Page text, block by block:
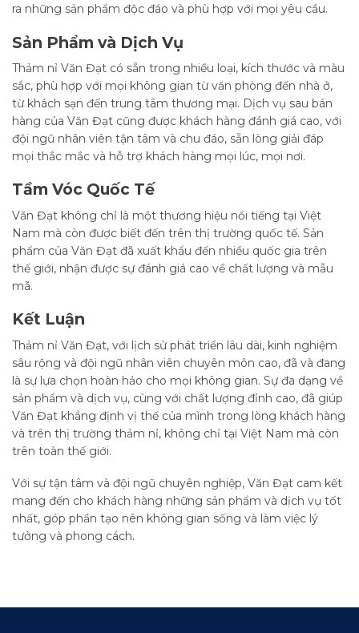
ra những sản phẩm độc đáo và phù hợp với mọi yêu cầu.
Sản Phẩm và Dịch Vụ
Thảm nỉ Văn Đạt có sẵn trong nhiều loại, kích thước và màu
sắc, phù hợp với mọi không gian từ văn phòng đến nhà ở,
từ khách sạn đến trung tâm thương mại. Dịch vụ sau bán
hàng của Văn Đạt cũng được khách hàng đánh giá cao, với
đội ngũ nhân viên tận tâm và chu đáo, sẵn lòng giải đáp
mọi thắc mắc và hỗ trợ khách hàng mọi lúc, mọi nơi.
Tầm Vóc Quốc Tế
Văn Đạt không chỉ là một thương hiệu nổi tiếng tại Việt
Nam mà còn được biết đến trên thị trường quốc tế. Sản
phẩm của Văn Đạt đã xuất khẩu đến nhiều quốc gia trên
thế giới, nhận được sự đánh giá cao về chất lượng và mẫu
mã.
Kết Luận
Thảm nỉ Văn Đạt, với lịch sử phát triển lâu dài, kinh nghiệm
sâu rộng và đội ngũ nhân viên chuyên môn cao, đã và đang
là sự lựa chọn hoàn hảo cho mọi không gian. Sự đa dạng về
sản phẩm và dịch vụ, cùng với chất lượng đỉnh cao, đã giúp
Văn Đạt khẳng định vị thế của mình trong lòng khách hàng
và trên thị trường thảm nỉ, không chỉ tại Việt Nam mà còn
trên toàn thế giới.
Với sự tận tâm và đội ngũ chuyên nghiệp, Văn Đạt cam kết
mang đến cho khách hàng những sản phẩm và dịch vụ tốt
nhất, góp phần tạo nên không gian sống và làm việc lý
tưởng và phong cách.